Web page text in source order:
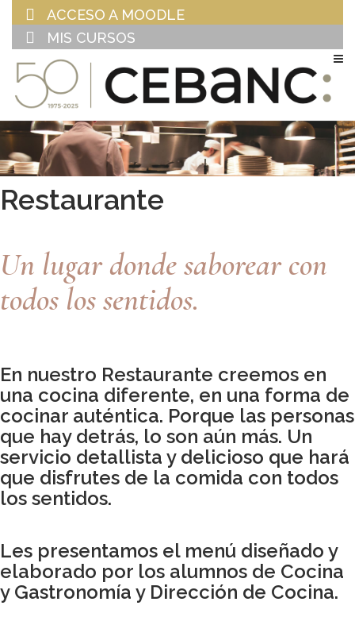
ACCESO A MOODLE
MIS CURSOS
EU ES
Restaurante
Un lugar donde saborear con
todos los sentidos.
En nuestro Restaurante creemos en
una cocina diferente, en una forma de
cocinar auténtica. Porque las personas
que hay detrás, lo son aún más. Un
servicio detallista y delicioso que hará
que disfrutes de la comida con todos
los sentidos.
Les presentamos el menú diseñado y
elaborado por los alumnos de Cocina
y Gastronomía y Dirección de Cocina.